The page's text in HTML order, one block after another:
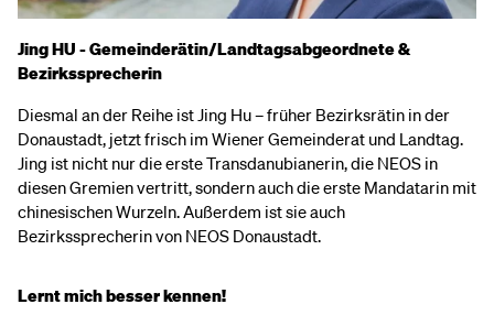
Jing HU - Gemeinderätin/Landtagsabgeordnete &
Bezirkssprecherin
Diesmal an der Reihe ist Jing Hu – früher Bezirksrätin in der
Donaustadt, jetzt frisch im Wiener Gemeinderat und Landtag.
Jing ist nicht nur die erste Transdanubianerin, die NEOS in
diesen Gremien vertritt, sondern auch die erste Mandatarin mit
chinesischen Wurzeln. Außerdem ist sie auch
Bezirkssprecherin von NEOS Donaustadt.
Lernt mich besser kennen!